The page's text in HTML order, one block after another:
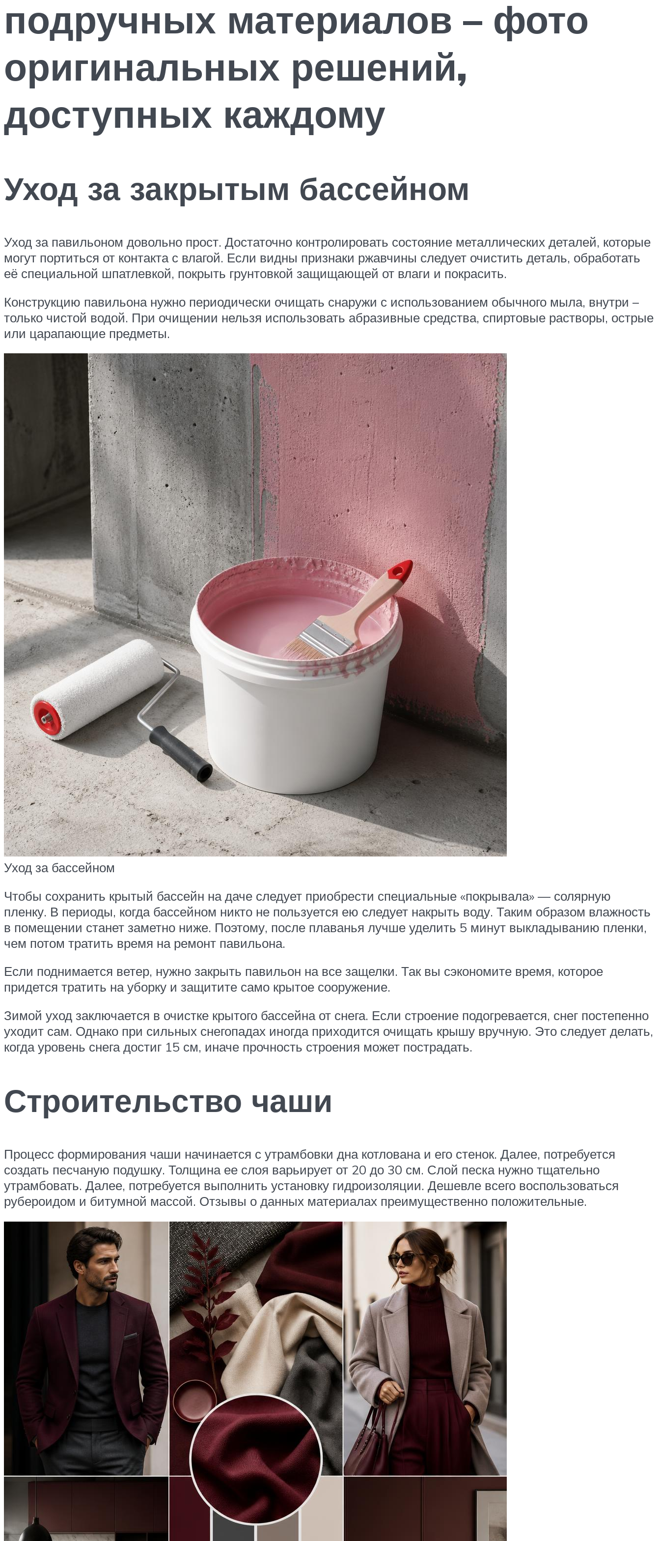
подручных материалов – фото
оригинальных решений,
доступных каждому
Уход за закрытым бассейном
Уход за павильоном довольно прост. Достаточно контролировать состояние металлических деталей, которые
могут портиться от контакта с влагой. Если видны признаки ржавчины следует очистить деталь, обработать
её специальной шпатлевкой, покрыть грунтовкой защищающей от влаги и покрасить.
Конструкцию павильона нужно периодически очищать снаружи с использованием обычного мыла, внутри –
только чистой водой. При очищении нельзя использовать абразивные средства, спиртовые растворы, острые
или царапающие предметы.
Уход за бассейном
Чтобы сохранить крытый бассейн на даче следует приобрести специальные «покрывала» — солярную
пленку. В периоды, когда бассейном никто не пользуется ею следует накрыть воду. Таким образом влажность
в помещении станет заметно ниже. Поэтому, после плаванья лучше уделить 5 минут выкладыванию пленки,
чем потом тратить время на ремонт павильона.
Если поднимается ветер, нужно закрыть павильон на все защелки. Так вы сэкономите время, которое
придется тратить на уборку и защитите само крытое сооружение.
Зимой уход заключается в очистке крытого бассейна от снега. Если строение подогревается, снег постепенно
уходит сам. Однако при сильных снегопадах иногда приходится очищать крышу вручную. Это следует делать,
когда уровень снега достиг 15 см, иначе прочность строения может пострадать.
Строительство чаши
Процесс формирования чаши начинается с утрамбовки дна котлована и его стенок. Далее, потребуется
создать песчаную подушку. Толщина ее слоя варьирует от 20 до 30 см. Слой песка нужно тщательно
утрамбовать. Далее, потребуется выполнить установку гидроизоляции. Дешевле всего воспользоваться
рубероидом и битумной массой. Отзывы о данных материалах преимущественно положительные.